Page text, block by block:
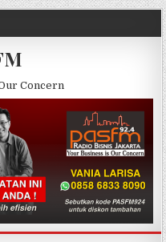
Concern